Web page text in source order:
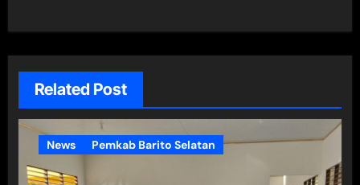
Related Post
News Pemkab Barito Selatan